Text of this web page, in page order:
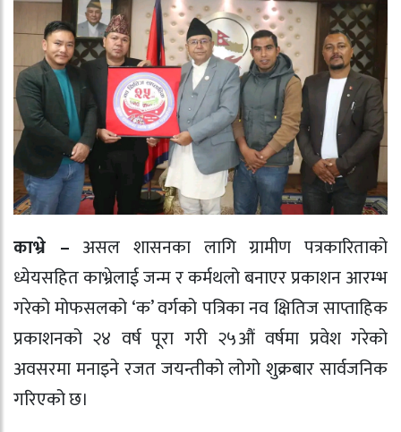
काभ्रे – असल शासनका लागि ग्रामीण पत्रकारिताको
ध्येयसहित काभ्रेलाई जन्म र कर्मथलो बनाएर प्रकाशन आरम्भ
गरेको मोफसलको ‘क’ वर्गको पत्रिका नव क्षितिज साप्ताहिक
प्रकाशनको २४ वर्ष पूरा गरी २५औं वर्षमा प्रवेश गरेको
अवसरमा मनाइने रजत जयन्तीको लोगो शुक्रबार सार्वजनिक
गरिएको छ।